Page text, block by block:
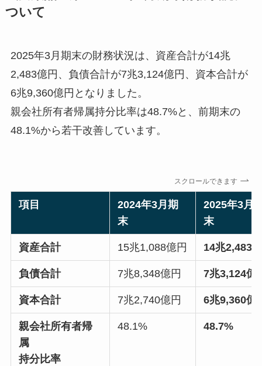
ついて
2025年3月期末の財務状況は、資産合計が14兆
2,483億円、負債合計が7兆3,124億円、資本合計が
6兆9,360億円となりました。
親会社所有者帰属持分比率は48.7%と、前期末の
48.1%から若干改善しています。
スクロールできます
項目
2024年3月期
末
2025年3月
末
資産合計 15兆1,088億円 14兆2,483
負債合計 7兆8,348億円 7兆3,124億
資本合計 7兆2,740億円 6兆9,360億
親会社所有者帰
属
持分比率
48.1% 48.7%